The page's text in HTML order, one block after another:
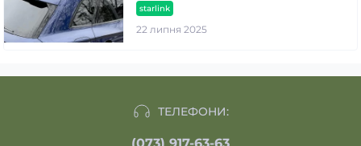
starlink
22 липня 2025
ТЕЛЕФОНИ: